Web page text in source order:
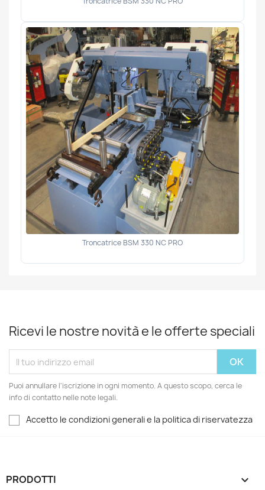
Troncatrice BSM 330 NC PRO
Ricevi le nostre novità e le offerte speciali
Puoi annullare l'iscrizione in ogni momento. A questo scopo, cerca le
info di contatto nelle note legali.
Accetto le condizioni generali e la politica di riservatezza
PRODOTTI 